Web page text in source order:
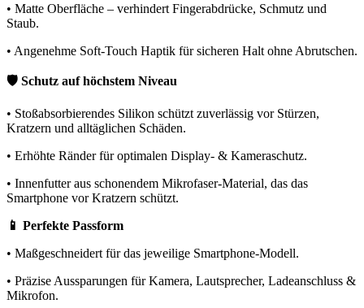
• Matte Oberfläche – verhindert Fingerabdrücke, Schmutz und
Staub.
• Angenehme Soft-Touch Haptik für sicheren Halt ohne Abrutschen.
🛡️ Schutz auf höchstem Niveau
• Stoßabsorbierendes Silikon schützt zuverlässig vor Stürzen,
Kratzern und alltäglichen Schäden.
• Erhöhte Ränder für optimalen Display- & Kameraschutz.
• Innenfutter aus schonendem Mikrofaser-Material, das das
Smartphone vor Kratzern schützt.
📱 Perfekte Passform
• Maßgeschneidert für das jeweilige Smartphone-Modell.
• Präzise Aussparungen für Kamera, Lautsprecher, Ladeanschluss &
Mikrofon.